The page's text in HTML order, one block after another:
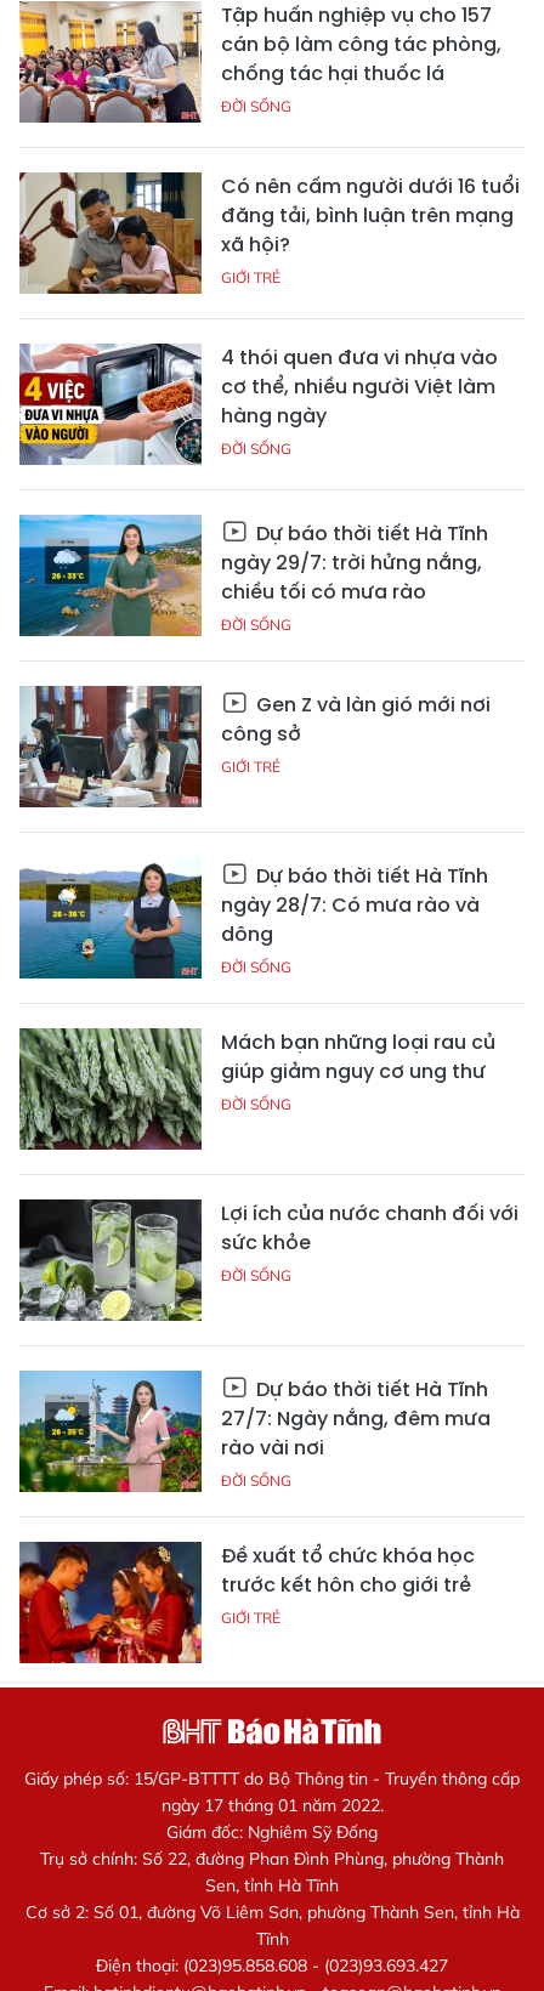
Tập huấn nghiệp vụ cho 157
cán bộ làm công tác phòng,
chống tác hại thuốc lá
ĐỜI SỐNG
Có nên cấm người dưới 16 tuổi
đăng tải, bình luận trên mạng
xã hội?
GIỚI TRẺ
4 thói quen đưa vi nhựa vào
cơ thể, nhiều người Việt làm
hàng ngày
ĐỜI SỐNG
Dự báo thời tiết Hà Tĩnh
ngày 29/7: trời hửng nắng,
chiều tối có mưa rào
ĐỜI SỐNG
Gen Z và làn gió mới nơi
công sở
GIỚI TRẺ
Dự báo thời tiết Hà Tĩnh
ngày 28/7: Có mưa rào và
dông
ĐỜI SỐNG
Mách bạn những loại rau củ
giúp giảm nguy cơ ung thư
ĐỜI SỐNG
Lợi ích của nước chanh đối với
sức khỏe
ĐỜI SỐNG
Dự báo thời tiết Hà Tĩnh
27/7: Ngày nắng, đêm mưa
rào vài nơi
ĐỜI SỐNG
Đề xuất tổ chức khóa học
trước kết hôn cho giới trẻ
GIỚI TRẺ
Giấy phép số: 15/GP-BTTTT do Bộ Thông tin - Truyền thông cấp
ngày 17 tháng 01 năm 2022.
Giám đốc: Nghiêm Sỹ Đống
Trụ sở chính: Số 22, đường Phan Đình Phùng, phường Thành
Sen, tỉnh Hà Tĩnh
Cơ sở 2: Số 01, đường Võ Liêm Sơn, phường Thành Sen, tỉnh Hà
Tĩnh
Điện thoại: (023)95.858.608 - (023)93.693.427